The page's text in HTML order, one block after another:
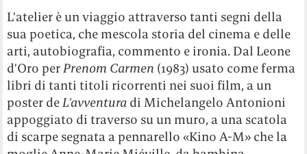
L’atelier è un viaggio attraverso tanti segni della
sua poetica, che mescola storia del cinema e delle
arti, autobiografia, commento e ironia. Dal Leone
d’Oro perPrenom Carmen (1983) usato come ferma
libri di tanti titoli ricorrenti nei suoi film, a un
poster deL’avventura di Michelangelo Antonioni
appoggiato di traverso su un muro, a una scatola
di scarpe segnata a pennarello «Kino A-M» che la